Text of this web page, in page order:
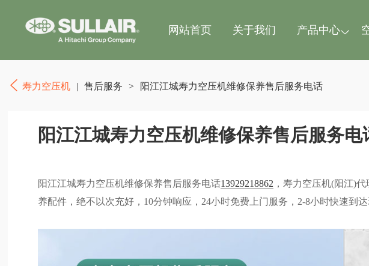
网站首页 关于我们 产品中心
寿力空压机 | 售后服务 > 阳江江城寿力空压机维修保养售后服务电话
阳江江城寿力空压机维修保养售后服务电
阳江江城寿力空压机维修保养售后服务电话13929218862 ，寿力空压机(阳江)
养配件，绝不以次充好，10分钟响应，24小时免费上门服务，2-8小时快速到达